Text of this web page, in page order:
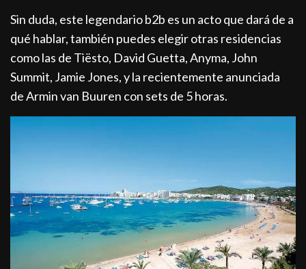
Sin duda, este legendario b2b es un acto que dará de a
qué hablar, también puedes elegir otras residencias
como las de Tiësto, David Guetta, Anyma, John
Summit, Jamie Jones, y la recientemente anunciada
de Armin van Buuren con sets de 5 horas.